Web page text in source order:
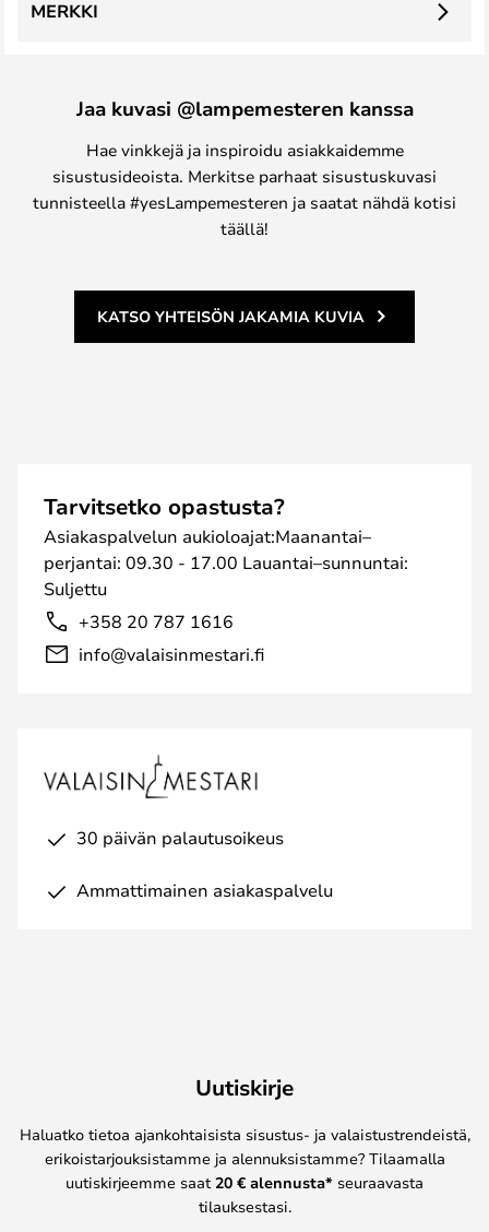
MERKKI
Jaa kuvasi @lampemesteren kanssa
Hae vinkkejä ja inspiroidu asiakkaidemme
sisustusideoista. Merkitse parhaat sisustuskuvasi
tunnisteella #yesLampemesteren ja saatat nähdä kotisi
täällä!
KATSO YHTEISÖN JAKAMIA KUVIA
Tarvitsetko opastusta?
Asiakaspalvelun aukioloajat:Maanantai–
perjantai: 09.30 - 17.00 Lauantai–sunnuntai:
Suljettu
+358 20 787 1616
info@valaisinmestari.fi
30 päivän palautusoikeus
Ammattimainen asiakaspalvelu
Uutiskirje
Haluatko tietoa ajankohtaisista sisustus- ja valaistustrendeistä,
erikoistarjouksistamme ja alennuksistamme? Tilaamalla
uutiskirjeemme saat 20 € alennusta* seuraavasta
tilauksestasi.